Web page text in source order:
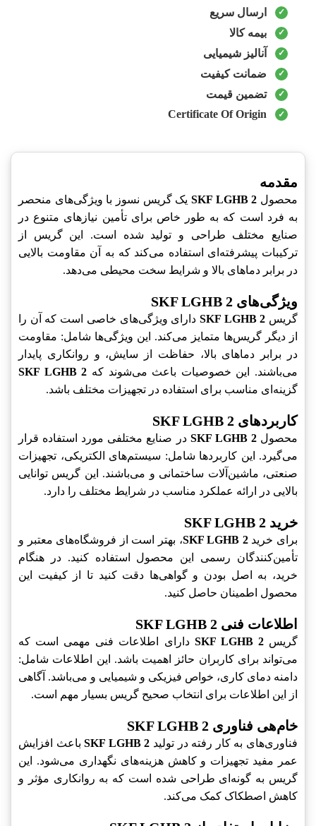
ارسال سریع
بیمه کالا
آنالیز شیمیایی
ضمانت کیفیت
تضمین قیمت
Certificate Of Origin
مقدمه
محصول SKF LGHB 2 یک گریس نسوز با ویژگی‌های منحصر
به فرد است که به طور خاص برای تأمین نیازهای متنوع در
صنایع مختلف طراحی و تولید شده است. این گریس از
ترکیبات پیشرفته‌ای استفاده می‌کند که به آن مقاومت بالایی
در برابر دماهای بالا و شرایط سخت محیطی می‌دهد.
ویژگی‌های SKF LGHB 2
گریس SKF LGHB 2 دارای ویژگی‌های خاصی است که آن را
از دیگر گریس‌ها متمایز می‌کند. این ویژگی‌ها شامل: مقاومت
در برابر دماهای بالا، حفاظت از سایش، و روانکاری پایدار
می‌باشند. این خصوصیات باعث می‌شوند که SKF LGHB 2
گزینه‌ای مناسب برای استفاده در تجهیزات مختلف باشد.
کاربردهای SKF LGHB 2
محصولSKF LGHB 2 در صنایع مختلفی مورد استفاده قرار
می‌گیرد. این کاربردها شامل: سیستم‌های الکتریکی، تجهیزات
صنعتی، ماشین‌آلات ساختمانی و می‌باشند. این گریس توانایی
بالایی در ارائه عملکرد مناسب در شرایط مختلف را دارد.
خرید SKF LGHB 2
برای خریدSKF LGHB 2، بهتر است از فروشگاه‌های معتبر و
تأمین‌کنندگان رسمی این محصول استفاده کنید. در هنگام
خرید، به اصل بودن و گواهی‌ها دقت کنید تا از کیفیت این
محصول اطمینان حاصل کنید.
اطلاعات فنی SKF LGHB 2
گریسSKF LGHB 2 دارای اطلاعات فنی مهمی است که
می‌تواند برای کاربران حائز اهمیت باشد. این اطلاعات شامل:
دامنه دمای کاری، خواص فیزیکی و شیمیایی و می‌باشد. آگاهی
از این اطلاعات برای انتخاب صحیح گریس بسیار مهم است.
خام‌هی فناوری SKF LGHB 2
فناوری‌های به کار رفته در تولید SKF LGHB 2باعث افزایش
عمر مفید تجهیزات و کاهش هزینه‌های نگهداری می‌شود. این
گریس به گونه‌ای طراحی شده است که به روانکاری مؤثر و
کاهش اصطکاک کمک می‌کند.